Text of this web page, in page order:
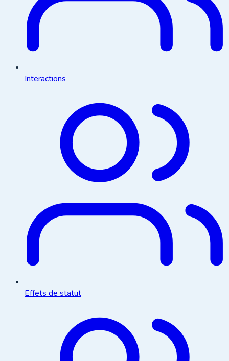
Interactions
Effets de statut